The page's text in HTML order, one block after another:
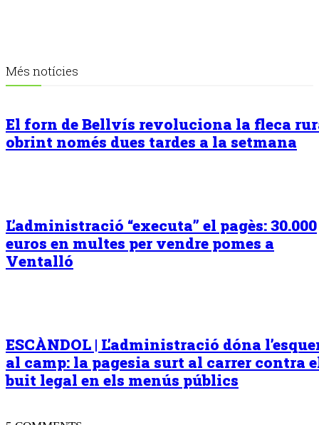
Més notícies
El forn de Bellvís revoluciona la fleca
obrint només dues tardes a la setmana
L’administració “executa” el pagès: 30.000
euros en multes per vendre pomes a
Ventalló
ESCÀNDOL | L’administració dóna
al camp: la pagesia surt al carrer contra
buit legal en els menús públics